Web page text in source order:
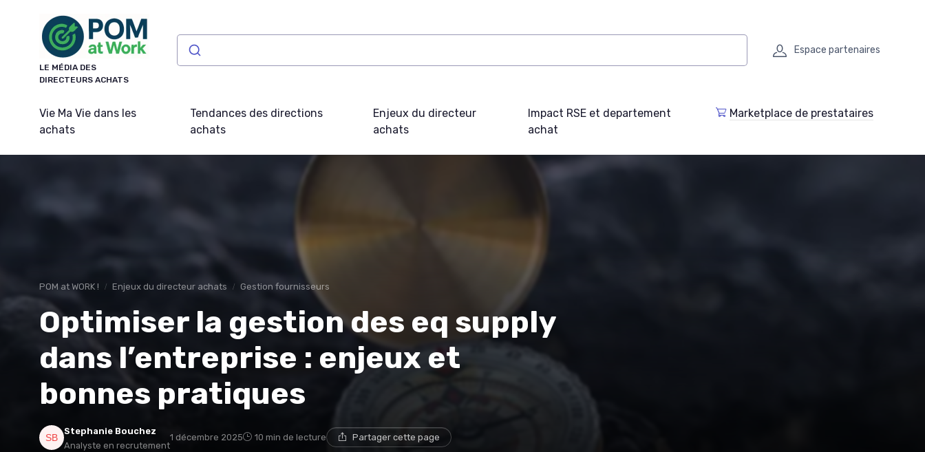
LE MÉDIA DES
DIRECTEURS ACHATS
Espace partenaires
Vie Ma Vie dans les
achats
Tendances des directions
achats
Enjeux du directeur
achats
Impact RSE et departement
achat
Marketplace de prestataires
POM at WORK ! Enjeux du directeur achats Gestion fournisseurs
Optimiser la gestion des eq supply
dans l’entreprise : enjeux et
bonnes pratiques
Stephanie Bouchez
Analyste en recrutement
1 décembre 2025 10 min de lecture Partager cette page